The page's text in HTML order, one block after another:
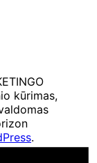
kūrimas,
.